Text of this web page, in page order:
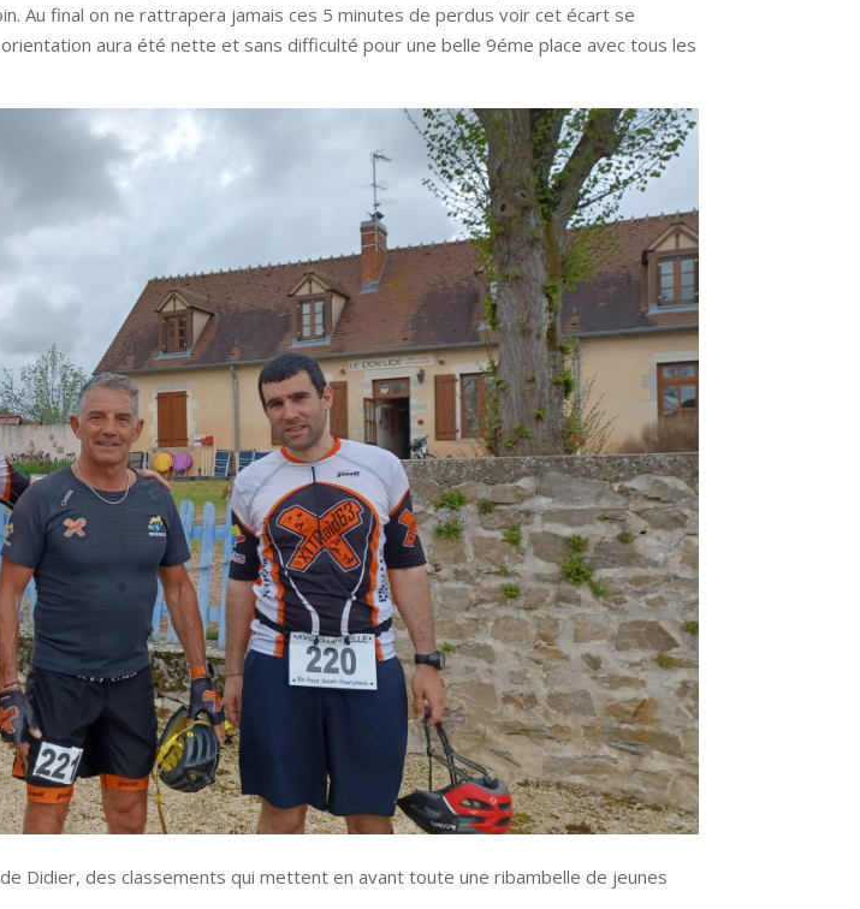
Au final on ne rattrapera jamais ces 5 minutes de perdus voir cet écart se
aura été nette et sans difficulté pour une belle 9éme place avec tous les
Didier, des classements qui mettent en avant toute une ribambelle de jeunes